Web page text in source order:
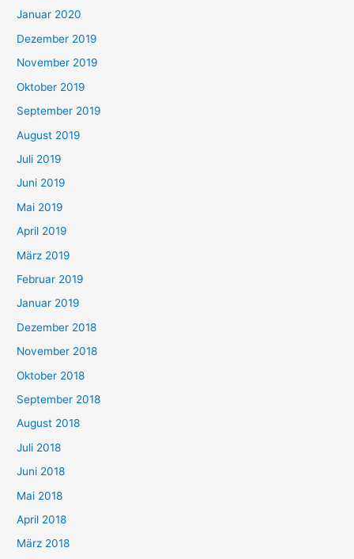
Januar 2020
Dezember 2019
November 2019
Oktober 2019
September 2019
August 2019
Juli 2019
Juni 2019
Mai 2019
April 2019
März 2019
Februar 2019
Januar 2019
Dezember 2018
November 2018
Oktober 2018
September 2018
August 2018
Juli 2018
Juni 2018
Mai 2018
April 2018
März 2018